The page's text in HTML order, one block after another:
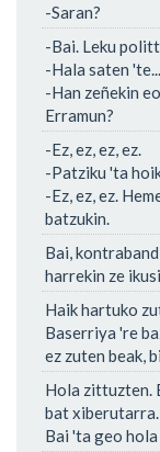
-Saran?
-Bai. Leku
-Hala saten 'te...
-Han zeñekin
Erramun?
-Ez, ez, ez, ez.
-Patziku 'ta
-Ez, ez, ez.
batzukin.
Bai,
harrekin ze
Haik hartuko
Baserriya 're
ez zuten beak,
Hola zittuzten.
bat xiberutarra.
Bai 'ta geo hola